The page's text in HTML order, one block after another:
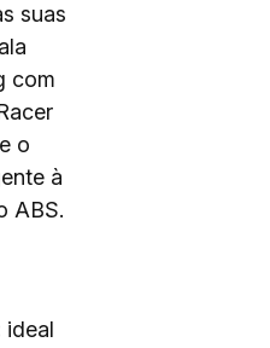
suas
com
o
à
ABS.
ideal